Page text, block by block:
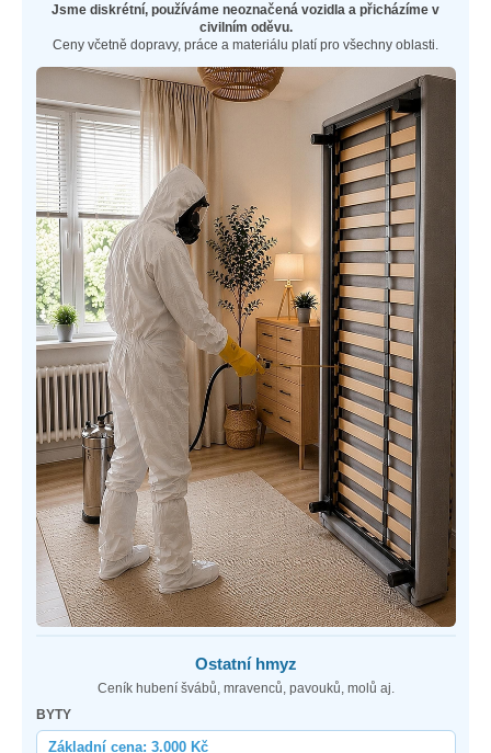
Jsme diskrétní, používáme neoznačená vozidla a přicházíme v
civilním oděvu.
Ceny včetně dopravy, práce a materiálu platí pro všechny oblasti.
Ostatní hmyz
Ceník hubení švábů, mravenců, pavouků, molů aj.
BYTY
Základní cena: 3.000 Kč